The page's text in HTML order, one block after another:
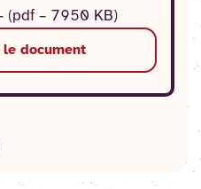
(pdf – 7950 KB)
document